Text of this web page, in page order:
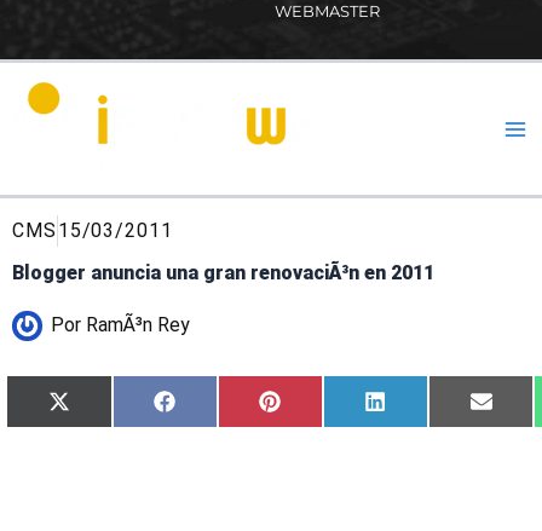
WEBMASTER
CMS 15/03/2011
Blogger anuncia una gran renovaciÃ³n en 2011
Por RamÃ³n Rey
Compartir
en
X
(Twitter)
Compartir
en
Facebook
Compartir
en
Pinterest
Compartir
en
LinkedIn
en
Email